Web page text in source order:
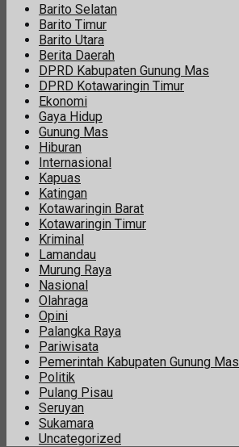
Barito Selatan
Barito Timur
Barito Utara
Berita Daerah
DPRD Kabupaten Gunung Mas
DPRD Kotawaringin Timur
Ekonomi
Gaya Hidup
Gunung Mas
Hiburan
Internasional
Kapuas
Katingan
Kotawaringin Barat
Kotawaringin Timur
Kriminal
Lamandau
Murung Raya
Nasional
Olahraga
Opini
Palangka Raya
Pariwisata
Pemerintah Kabupaten Gunung Mas
Politik
Pulang Pisau
Seruyan
Sukamara
Uncategorized